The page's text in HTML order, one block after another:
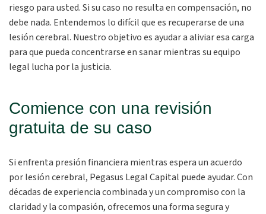
riesgo para usted. Si su caso no resulta en compensación, no
debe nada. Entendemos lo difícil que es recuperarse de una
lesión cerebral. Nuestro objetivo es ayudar a aliviar esa carga
para que pueda concentrarse en sanar mientras su equipo
legal lucha por la justicia.
Comience con una revisión
gratuita de su caso
Si enfrenta presión financiera mientras espera un acuerdo
por lesión cerebral, Pegasus Legal Capital puede ayudar. Con
décadas de experiencia combinada y un compromiso con la
claridad y la compasión, ofrecemos una forma segura y